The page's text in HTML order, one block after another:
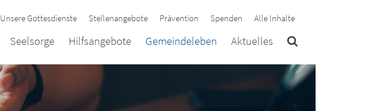
Unsere Gottesdienste Stellenangebote Prävention Spenden Alle Inhalte
Seelsorge Hilfsangebote Gemeindeleben Aktuelles